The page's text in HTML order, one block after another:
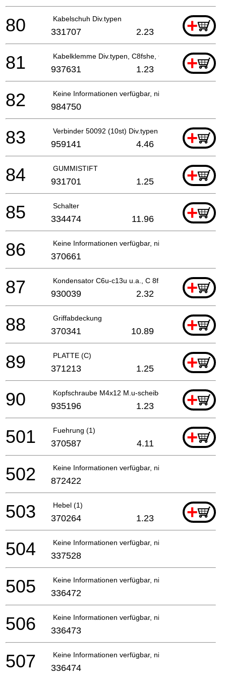
Kabelschuh Div.typen +
80 331707 2.23
Kabelklemme Div.typen, C8fshe, Cm5sb, C8fse
+
81 937631 1.23
Keine Informationen verfügbar, nicht bestellbar
82 984750
Verbinder 50092 (10st) Div.typen (usa, Can), C8fs
+
83 959141 4.46
GUMMISTIFT +
84 931701 1.25
Schalter +
85 334474 11.96
Keine Informationen verfügbar, nicht bestellbar
86 370661
Kondensator C6u-c13u u.a., C 8fshe +
87 930039 2.32
Griffabdeckung +
88 370341 10.89
PLATTE (C) +
89 371213 1.25
Kopfschraube M4x12 M.u-scheibe (schwarz), C 8fshe
+
90 935196 1.23
Fuehrung (1) +
501 370587 4.11
Keine Informationen verfügbar, nicht bestellbar
502 872422
Hebel (1) +
503 370264 1.23
Keine Informationen verfügbar, nicht bestellbar
504 337528
Keine Informationen verfügbar, nicht bestellbar
505 336472
Keine Informationen verfügbar, nicht bestellbar
506 336473
Keine Informationen verfügbar, nicht bestellbar
507 336474